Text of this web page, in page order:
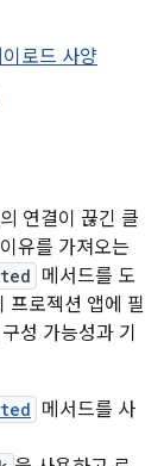
로드 사양
연결이 끊긴 클
유를 가져오는
메서드를 도
프로젝션 앱에 필
성 가능성과 기
메서드를 사